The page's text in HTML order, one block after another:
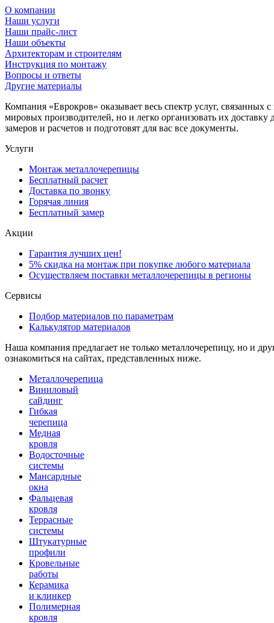
О компании
Наши услуги
Наши прайс-лист
Наши объекты
Архитекторам и строителям
Инструкция по монтажу
Вопросы и ответы
Другие материалы
Компания «Еврокров» оказывает весь спектр услуг,
мировых производителей, но и легко организовать их
замеров и расчетов и подготовят для вас все документы.
Услуги
Монтаж металлочерепицы
Бесплатный расчет
Доставка по звонку
Горячая линия
Бесплатный замер
Акции
Гарантия лучших цен!
5% скидка на монтаж при покупке любого материала
Осуществляем поставки металлочерепицы в регионы
Сервисы
Подбор материалов по параметрам
Калькулятор материалов
Наша компания предлагает не только металлочерепицу, но и
ознакомиться на сайтах, представленных ниже.
Металлочерепица
Виниловый
сайдинг
Гибкая
черепица
Медная
кровля
Водосточные
системы
Мансардные
окна
Фальцевая
кровля
Террасные
системы
Штукатурные
профили
Кровельные
работы
Керамика
и клинкер
Полимерная
кровля